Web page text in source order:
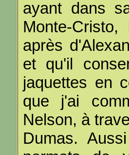
ayant dans
Monte-
après
et qu'il
jaquettes en
que j'ai
Nelson, à
Dumas.